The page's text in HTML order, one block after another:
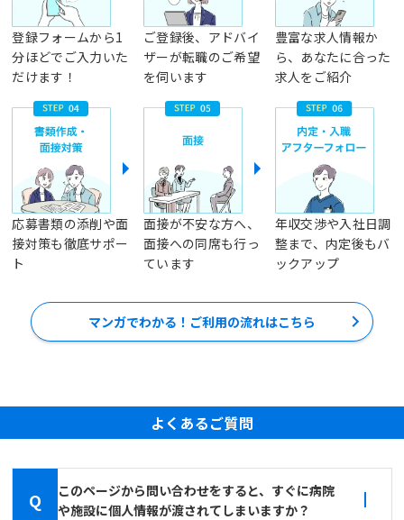
登録フォームから1
分ほどでご入力いた
だけます！
ご登録後、アドバイ
ザーが転職のご希望
を伺います
豊富な求人情報か
ら、あなたに合った
求人をご紹介
応募書類の添削や面
接対策も徹底サポー
ト
面接が不安な方へ、
面接への同席も行っ
ています
年収交渉や入社日調
整まで、内定後もバ
ックアップ
マンガでわかる！ご利用の流れはこちら
よくあるご質問
Q
このページから問い合わせをすると、すぐに病院
や施設に個人情報が渡されてしまいますか？